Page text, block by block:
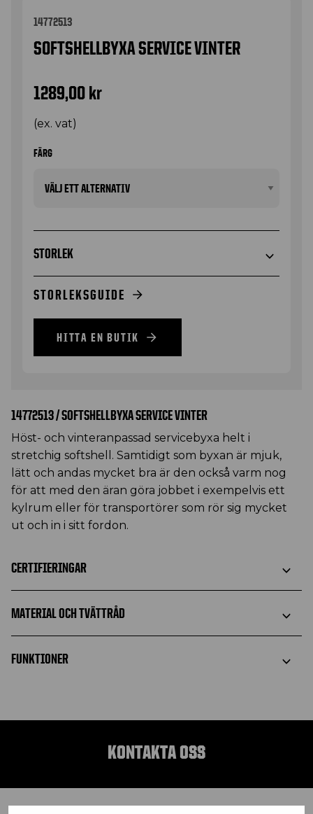
14772513
SOFTSHELLBYXA SERVICE VINTER
1289,00 kr
(ex. vat)
FÄRG
STORLEK
STORLEKSGUIDE
HITTA EN BUTIK
14772513 / SOFTSHELLBYXA SERVICE VINTER
Höst- och vinteranpassad servicebyxa helt i
stretchig softshell. Samtidigt som byxan är mjuk,
lätt och andas mycket bra är den också varm nog
för att med den äran göra jobbet i exempelvis ett
kylrum eller för transportörer som rör sig mycket
ut och in i sitt fordon.
CERTIFIERINGAR
MATERIAL OCH TVÄTTRÅD
FUNKTIONER
KONTAKTA OSS